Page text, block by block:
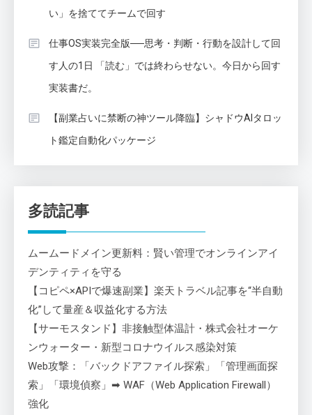
い」を捨ててチームで回す
仕事OS実装完全版──思考・判断・行動を設計して回
す人の1日 「読む」では終わらせない。今日から回す
実装書だ。
【副業占いに禁断の神ツール降臨】シャドウAIタロッ
ト鑑定自動化パッケージ
多読記事
ムームードメイン更新料：賢い管理でオンラインアイ
デンティティを守る
【コピペ×APIで爆速副業】楽天トラベル記事を“半自動
化”して量産＆収益化する方法
【サーモスタンド】非接触型体温計・株式会社オーケ
ンウォーター・新型コロナウイルス感染対策
Web攻撃：「バックドアファイル探索」「管理画面探
索」「環境偵察」➡ WAF（Web Application Firewall）
強化